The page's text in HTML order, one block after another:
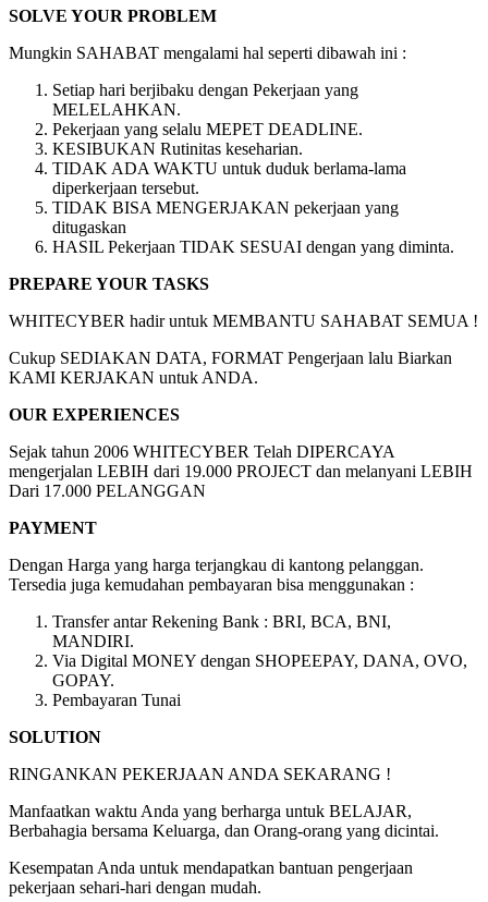
SOLVE YOUR PROBLEM
Mungkin SAHABAT mengalami hal seperti dibawah ini :
Setiap hari berjibaku dengan Pekerjaan yang
MELELAHKAN.
Pekerjaan yang selalu MEPET DEADLINE.
KESIBUKAN Rutinitas keseharian.
TIDAK ADA WAKTU untuk duduk berlama-lama
diperkerjaan tersebut.
TIDAK BISA MENGERJAKAN pekerjaan yang
ditugaskan
HASIL Pekerjaan TIDAK SESUAI dengan yang diminta.
PREPARE YOUR TASKS
WHITECYBER hadir untuk MEMBANTU SAHABAT SEMUA !
Cukup SEDIAKAN DATA, FORMAT Pengerjaan lalu Biarkan
KAMI KERJAKAN untuk ANDA.
OUR EXPERIENCES
Sejak tahun 2006 WHITECYBER Telah DIPERCAYA
mengerjalan LEBIH dari 19.000 PROJECT dan melanyani LEBIH
Dari 17.000 PELANGGAN
PAYMENT
Dengan Harga yang harga terjangkau di kantong pelanggan.
Tersedia juga kemudahan pembayaran bisa menggunakan :
Transfer antar Rekening Bank : BRI, BCA, BNI,
MANDIRI.
Via Digital MONEY dengan SHOPEEPAY, DANA, OVO,
GOPAY.
Pembayaran Tunai
SOLUTION
RINGANKAN PEKERJAAN ANDA SEKARANG !
Manfaatkan waktu Anda yang berharga untuk BELAJAR,
Berbahagia bersama Keluarga, dan Orang-orang yang dicintai.
Kesempatan Anda untuk mendapatkan bantuan pengerjaan
pekerjaan sehari-hari dengan mudah.